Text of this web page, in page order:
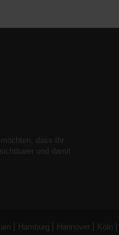
dass Ihr
und damit
Hamburg Hannover Köln